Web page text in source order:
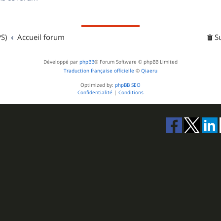
Accueil forum
Développé par phpBB® Forum Software © phpBB Limited
Traduction française officielle © Qiaeru
Optimized by: phpBB SEO
Confidentialité | Conditions